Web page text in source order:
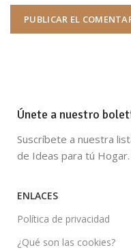
Únete a nuestro
Suscríbete a nuestra
de Ideas para tú Hogar.
ENLACES
Política de privacidad
¿Qué son las cookies?